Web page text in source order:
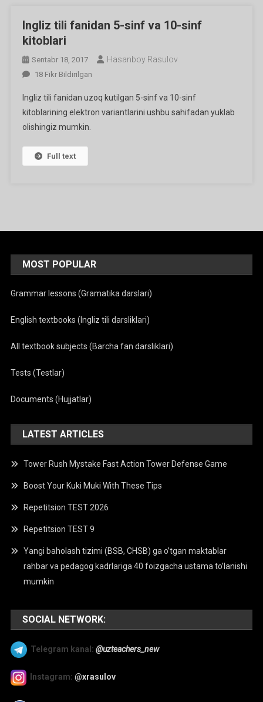
Ingliz tili fanidan 5-sinf va 10-sinf
kitoblari
Sentabr 18, 2017 Hasanboy Rasulov
Ingliz
Fanidan
5-
Sinf
10-
Sinf
18 Fikr Bildirilgan
Ingliz tili fanidan uzoq kutilgan 5-sinf va 10-sinf
kitoblarining elektron variantlarini ushbu sahifadan yuklab
olishingiz mumkin.
Full text
MOST POPULAR
Grammar lessons (Gramatika darslari)
English textbooks (Ingliz tili darsliklari)
All textbook subjects (Barcha fan darsliklari)
Tests (Testlar)
Documents (Hujjatlar)
LATEST ARTICLES
Tower Rush Mystake Fast Action Tower Defense Game
Boost Your Kuki Muki With These Tips
Repetitsion TEST 2026
Repetitsion TEST 9
Yangi baholash tizimi (BSB, CHSB) ga o’tgan maktablar
rahbar va pedagog kadrlariga 40 foizgacha ustama to’lanishi
mumkin
SOCIAL NETWORK:
Telegram kanal: @uzteachers_new
Instagram: @xrasulov